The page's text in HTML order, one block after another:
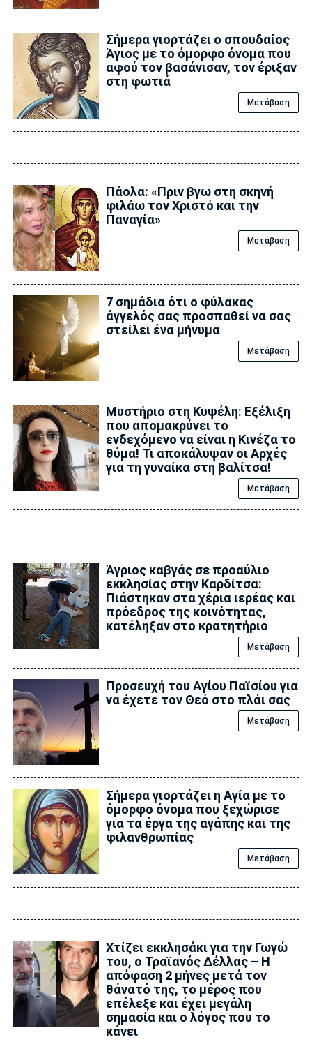
Σήμερα γιορτάζει ο σπουδαίος
Άγιος με το όμορφο όνομα που
αφού τον βασάνισαν, τον έριξαν
στη φωτιά
Μετάβαση
Πάολα: «Πριν βγω στη σκηνή
φιλάω τον Χριστό και την
Παναγία»
Μετάβαση
7 σημάδια ότι ο φύλακας
άγγελός σας προσπαθεί να σας
στείλει ένα μήνυμα
Μετάβαση
Μυστήριο στη Κυψέλη: Εξέλιξη
που απομακρύνει το
ενδεχόμενο να είναι η Κινέζα το
θύμα! Τι αποκάλυψαν οι Αρχές
για τη γυναίκα στη βαλίτσα!
Μετάβαση
Άγριος καβγάς σε προαύλιο
εκκλησίας στην Καρδίτσα:
Πιάστηκαν στα χέρια ιερέας και
πρόεδρος της κοινότητας,
κατέληξαν στο κρατητήριο
Μετάβαση
Προσευχή του Αγίου Παϊσίου για
να έχετε τον Θεό στο πλάι σας
Μετάβαση
Σήμερα γιορτάζει η Αγία με το
όμορφο όνομα που ξεχώρισε
για τα έργα της αγάπης και της
φιλανθρωπίας
Μετάβαση
Xτίζει εκκλησάκι για την Γωγώ
του, ο Τραϊανός Δέλλας – Η
απόφαση 2 μήνες μετά τον
θάνατό της, το μέρος που
επέλεξε και έχει μεγάλη
σημασία και ο λόγος που το
κάνει